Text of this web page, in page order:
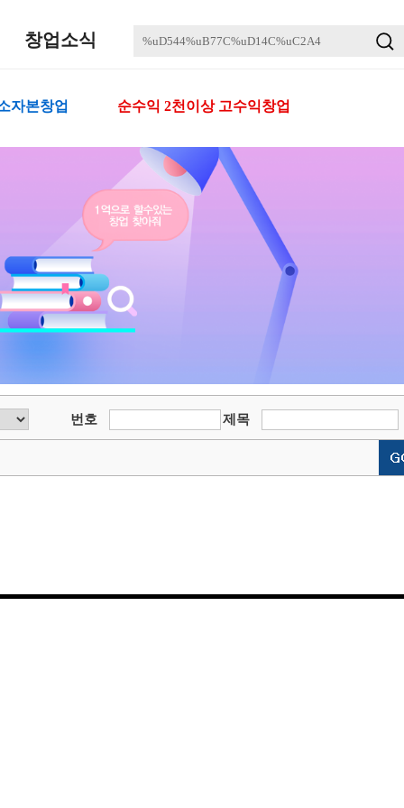
창업소식
자본창업 순수익 2천이상 고수익창업
번호 제목